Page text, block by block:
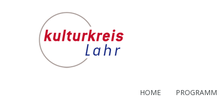
HOME PROGRAMM